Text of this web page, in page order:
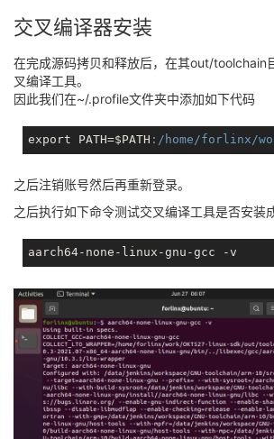
交叉编译器安装
在完成源码拷贝和释放后，在其out/toolchain
叉编译工具。
因此我们在~/.profile文件夹中添加如下代码
export PATH=$PATH :/home/forlinx/
之后注销账号然后再重新登录。
之后执行如下命令测试交叉编译工具是否安装